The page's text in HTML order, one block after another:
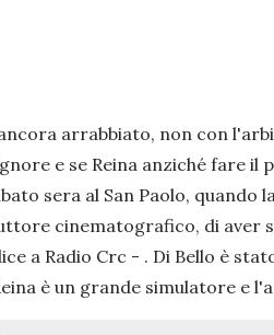
arrabbiato, non con
e se Reina anziché fare
sera al San Paolo,
cinematografico, di aver
a Radio Crc - . Di Bello è
è un grande simulatore e